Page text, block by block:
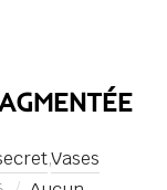
,Vases